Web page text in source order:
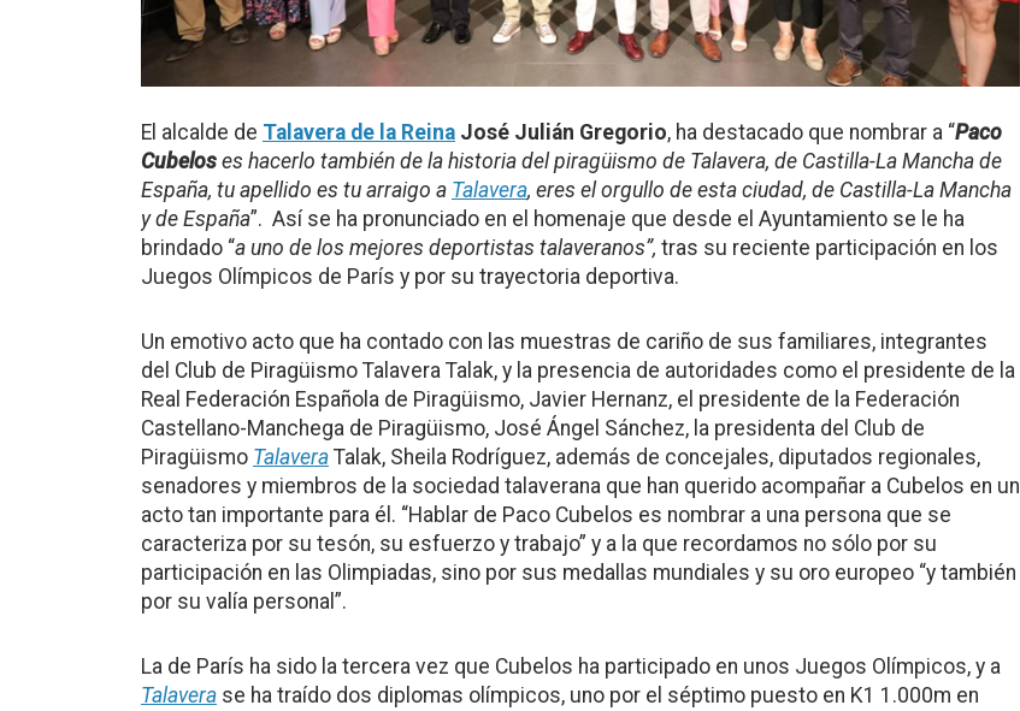
El alcalde de Talavera de la Reina José Julián Gregorio, ha destacado que nombrar a “Paco
Cubelos es hacerlo también de la historia del piragüismo de Talavera, de Castilla-La Mancha de
España, tu apellido es tu arraigo a Talavera, eres el orgullo de esta ciudad, de Castilla-La Mancha
y de España”. Así se ha pronunciado en el homenaje que desde el Ayuntamiento se le ha
brindado “a uno de los mejores deportistas talaveranos”, tras su reciente participación en los
Juegos Olímpicos de París y por su trayectoria deportiva.
Un emotivo acto que ha contado con las muestras de cariño de sus familiares, integrantes
del Club de Piragüismo Talavera Talak, y la presencia de autoridades como el presidente de la
Real Federación Española de Piragüismo, Javier Hernanz, el presidente de la Federación
Castellano-Manchega de Piragüismo, José Ángel Sánchez, la presidenta del Club de
Piragüismo Talavera Talak, Sheila Rodríguez, además de concejales, diputados regionales,
senadores y miembros de la sociedad talaverana que han querido acompañar a Cubelos en un
acto tan importante para él. “Hablar de Paco Cubelos es nombrar a una persona que se
caracteriza por su tesón, su esfuerzo y trabajo” y a la que recordamos no sólo por su
participación en las Olimpiadas, sino por sus medallas mundiales y su oro europeo “y también
por su valía personal”.
La de París ha sido la tercera vez que Cubelos ha participado en unos Juegos Olímpicos, y a
Talavera se ha traído dos diplomas olímpicos, uno por el séptimo puesto en K1 1.000m en